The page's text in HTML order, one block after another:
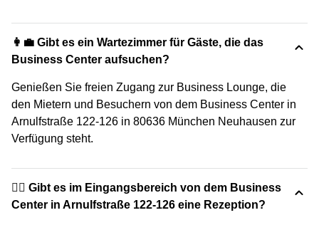
👩‍💼 Gibt es ein Wartezimmer für Gäste, die das
Business Center aufsuchen?
Genießen Sie freien Zugang zur Business Lounge, die
den Mietern und Besuchern von dem Business Center in
Arnulfstraße 122-126 in 80636 München Neuhausen zur
Verfügung steht.
🙋‍♀️ Gibt es im Eingangsbereich von dem Business
Center in Arnulfstraße 122-126 eine Rezeption?